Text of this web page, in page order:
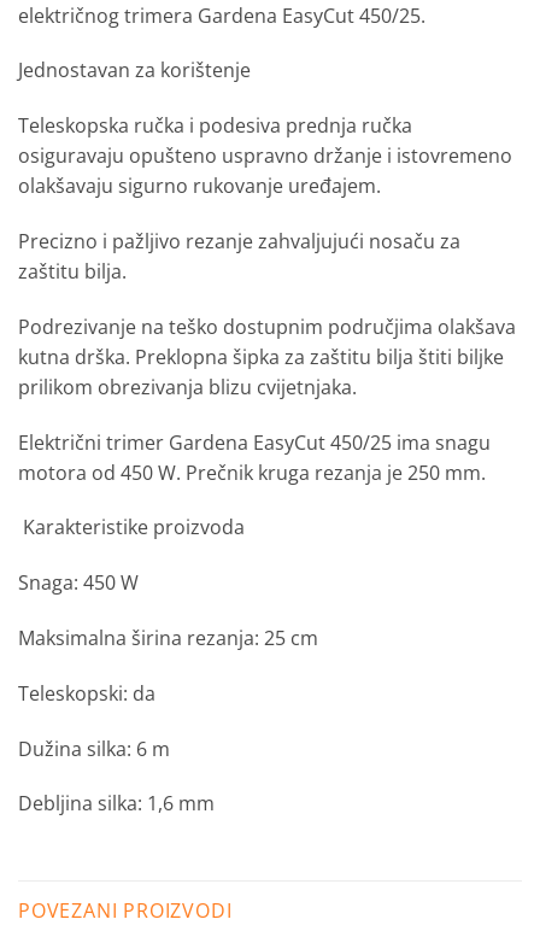
električnog trimera Gardena EasyCut 450/25.
Jednostavan za korištenje
Teleskopska ručka i podesiva prednja ručka
osiguravaju opušteno uspravno držanje i istovremeno
olakšavaju sigurno rukovanje uređajem.
Precizno i ​​pažljivo rezanje zahvaljujući nosaču za
zaštitu bilja.
Podrezivanje na teško dostupnim područjima olakšava
kutna drška. Preklopna šipka za zaštitu bilja štiti biljke
prilikom obrezivanja blizu cvijetnjaka.
Električni trimer Gardena EasyCut 450/25 ima snagu
motora od 450 W. Prečnik kruga rezanja je 250 mm.
Karakteristike proizvoda
Snaga: 450 W
Maksimalna širina rezanja: 25 cm
Teleskopski: da
Dužina silka: 6 m
Debljina silka: 1,6 mm
POVEZANI PROIZVODI